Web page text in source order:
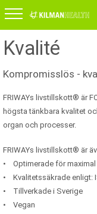
Kvalité
Kompromisslös -
FRIWAYs livstillskott® är
högsta tänkbara kvalitet
organ och processer.
FRIWAYs livstillskott® är
• Optimerade för
• Kvalitetssäkrade enligt:
• Tillverkade i Sverige
• Vegan